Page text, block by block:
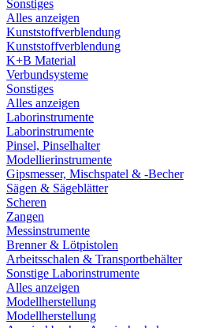
Sonstiges
Alles anzeigen
Kunststoffverblendung
Kunststoffverblendung
K+B Material
Verbundsysteme
Sonstiges
Alles anzeigen
Laborinstrumente
Laborinstrumente
Pinsel, Pinselhalter
Modellierinstrumente
Gipsmesser, Mischspatel & -Becher
Sägen & Sägeblätter
Scheren
Zangen
Messinstrumente
Brenner & Lötpistolen
Arbeitsschalen & Transportbehälter
Sonstige Laborinstrumente
Alles anzeigen
Modellherstellung
Modellherstellung